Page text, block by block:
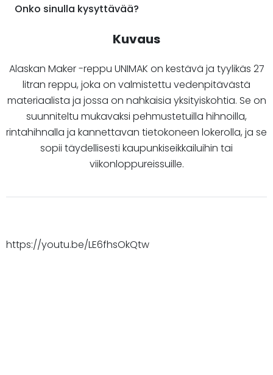
Onko sinulla kysyttävää?
Kuvaus
Alaskan Maker -reppu UNIMAK on kestävä ja tyylikäs 27
litran reppu, joka on valmistettu vedenpitävästä
materiaalista ja jossa on nahkaisia yksityiskohtia. Se on
suunniteltu mukavaksi pehmustetuilla hihnoilla,
rintahihnalla ja kannettavan tietokoneen lokerolla, ja se
sopii täydellisesti kaupunkiseikkailuihin tai
viikonloppureissuille.
https://youtu.be/LE6fhsOkQtw